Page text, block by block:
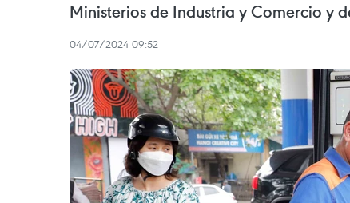
Ministerios de Industria y Comercio y
04/07/2024 09:52